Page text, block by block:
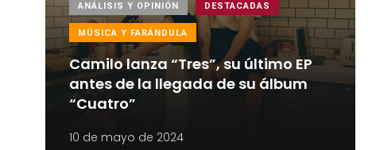
ANÁLISIS Y OPINIÓN DESTACADAS
MÚSICA Y FARÁNDULA
Camilo lanza “Tres”, su último EP
antes de la llegada de su álbum
“Cuatro”
10 de mayo de 2024